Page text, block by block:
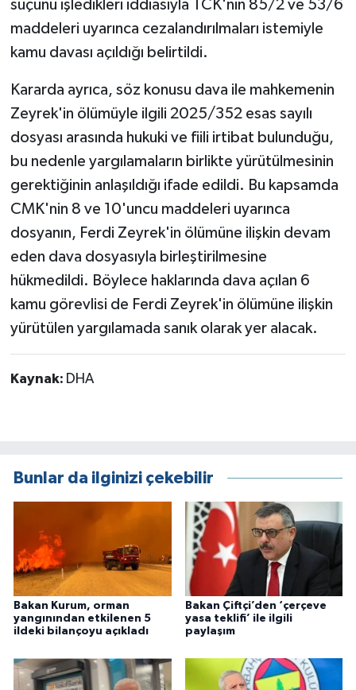
suçunu işledikleri iddiasıyla TCK'nin 85/2 ve 53/6
maddeleri uyarınca cezalandırılmaları istemiyle
kamu davası açıldığı belirtildi.
Kararda ayrıca, söz konusu dava ile mahkemenin
Zeyrek'in ölümüyle ilgili 2025/352 esas sayılı
dosyası arasında hukuki ve fiili irtibat bulunduğu,
bu nedenle yargılamaların birlikte yürütülmesinin
gerektiğinin anlaşıldığı ifade edildi. Bu kapsamda
CMK'nin 8 ve 10'uncu maddeleri uyarınca
dosyanın, Ferdi Zeyrek'in ölümüne ilişkin devam
eden dava dosyasıyla birleştirilmesine
hükmedildi. Böylece haklarında dava açılan 6
kamu görevlisi de Ferdi Zeyrek'in ölümüne ilişkin
yürütülen yargılamada sanık olarak yer alacak.
Kaynak: DHA
Bunlar da ilginizi çekebilir
Bakan Kurum, orman
yangınından etkilenen 5
ildeki bilançoyu açıkladı
Bakan Çiftçi’den ‘çerçeve
yasa teklifi’ ile ilgili
paylaşım